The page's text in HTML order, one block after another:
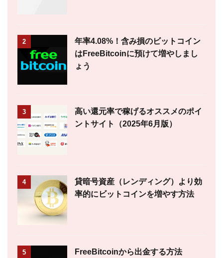
2
年率4.08%！含み損のビットコイン
はFreeBitcoinに預けて増やしまし
ょう
3
高い還元率で稼げるオススメのポイ
ントサイト（2025年6月版）
4
貸暗号資産（レンディング）より効
率的にビットコインを増やす方法
5 FreeBitcoinから出金する方法